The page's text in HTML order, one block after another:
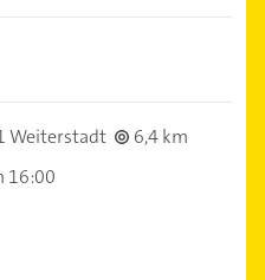
Weiterstadt
6,4 km
16:00